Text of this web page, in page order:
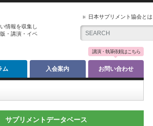
日本サプリメント協会とは
情報を収集し
・講演・イベ
講演・執筆依頼はこちら
ム 入会案内 お問い合わせ
サプリメントデータベース